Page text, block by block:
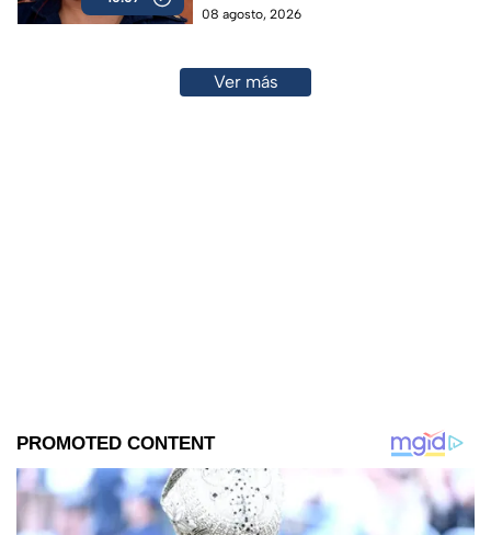
08 agosto, 2026
Ver más